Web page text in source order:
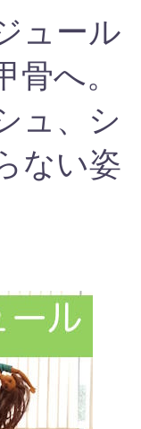
ュール
骨へ。
ュ、シ
ない姿